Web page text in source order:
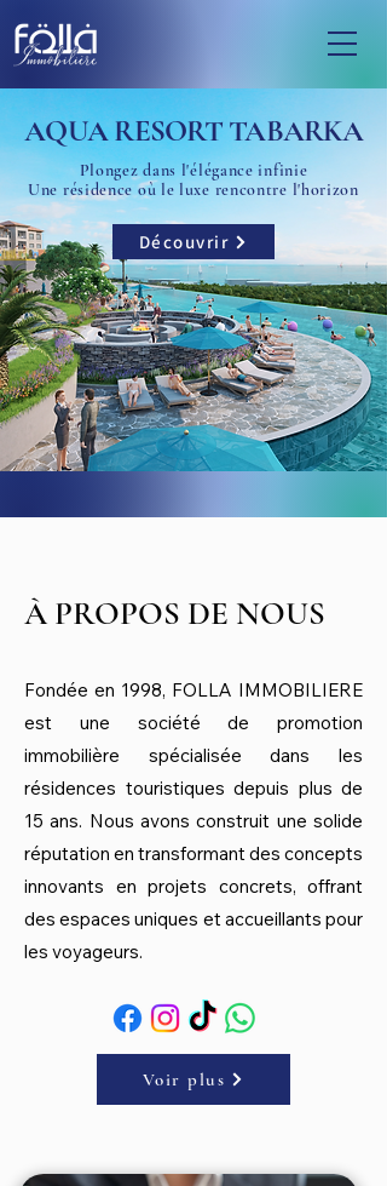
AQUA RESORT TABARKA
Plongez dans l'élégance infinie
Une résidence où le luxe rencontre l'horizon
Découvrir
À PROPOS DE NOUS
Fondée en 1998, FOLLA IMMOBILIERE
est une société de promotion
immobilière spécialisée dans les
résidences touristiques depuis plus de
15 ans. Nous avons construit une solide
réputation en transformant des concepts
innovants en projets concrets, offrant
des espaces uniques et accueillants pour
les voyageurs.
Voir plus